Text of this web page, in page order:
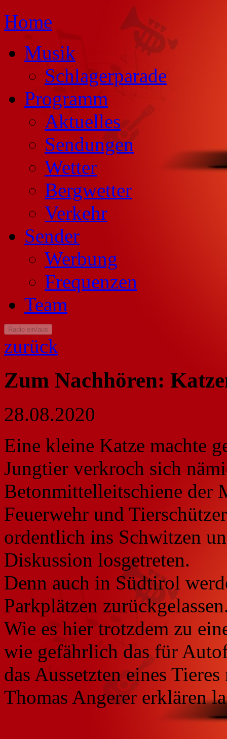
Home
Musik
Schlagerparade
Programm
Aktuelles
Sendungen
Wetter
Bergwetter
Verkehr
Sender
Werbung
Frequenzen
Team
Radio ein/aus
zurück
Zum Nachhören:
28.08.2020
Eine kleine Katze machte
Jungtier verkroch sich
Betonmittelleitschiene der
Feuerwehr und Tierschützer
ordentlich ins Schwitzen
Diskussion losgetreten.
Denn auch in Südtirol
Parkplätzen
Wie es hier trotzdem zu
wie gefährlich das für
das Aussetzten eines
Thomas Angerer erklären